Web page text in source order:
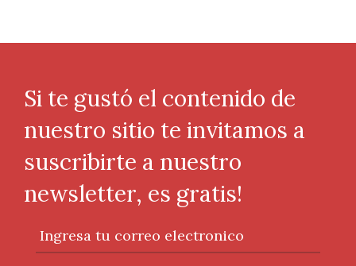
Si te gustó el contenido de
nuestro sitio te invitamos a
suscribirte a nuestro
newsletter, es gratis!
Ingresa tu correo electronico